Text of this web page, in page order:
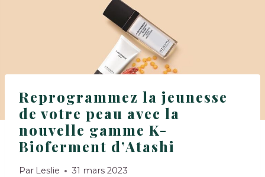
Reprogrammez la jeunesse
de votre peau avec la
nouvelle gamme K-
Bioferment d’Atashi
Par Leslie 31 mars 2023